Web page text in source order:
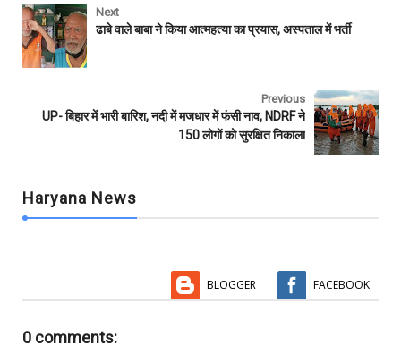
e
b
o
o
k
t
e
r
t
s
l
l
e
Next
ढाबे वाले बाबा ने किया आत्महत्या का प्रयास, अस्पताल में भर्ती
Previous
UP- बिहार में भारी बारिश, नदी में मजधार में फंसी नाव, NDRF ने
150 लोगों को सुरक्षित निकाला
Haryana News
BLOGGER FACEBOOK
0 comments: